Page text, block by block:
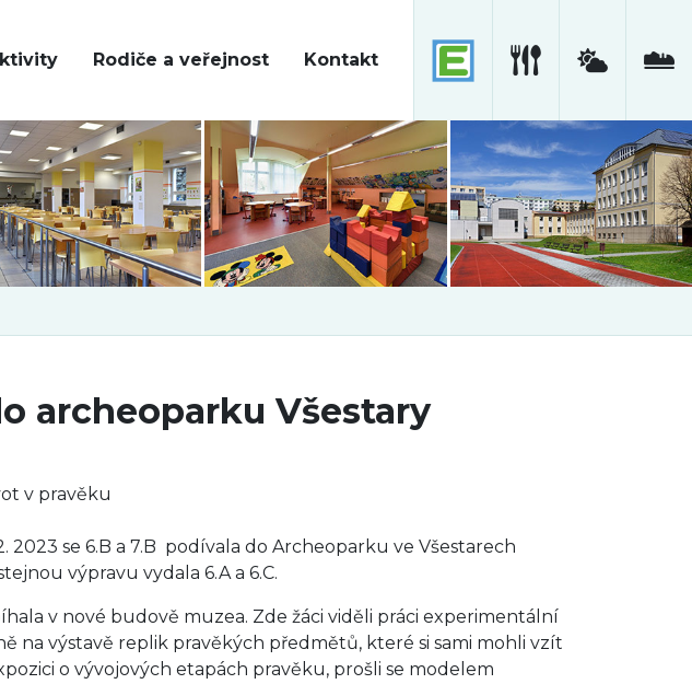
Rodiče a veřejnost Kontakt
archeoparku Všestary
v pravěku
se 6.B a 7.B podívala do Archeoparku ve Všestarech
výpravu vydala 6.A a 6.C.
v nové budově muzea. Zde žáci viděli práci experimentální
na výstavě replik pravěkých předmětů, které si sami mohli vzít
o vývojových etapách pravěku, prošli se modelem